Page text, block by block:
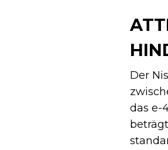
Der
das e-